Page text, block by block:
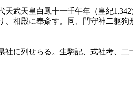
武天皇白鳳十一壬午年（皇紀
、相殿に奉斎す。同、門守神二
社に列せらる。生駒記、式社考、